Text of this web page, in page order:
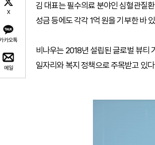
X
카오톡
메일
김 대표는 필수의료 분야인 심혈관질
성금 등에도 각각 1억 원을 기부한 바
비나우는 2018년 설립된 글로벌 뷰티
일자리와 복지 정책으로 주목받고 있